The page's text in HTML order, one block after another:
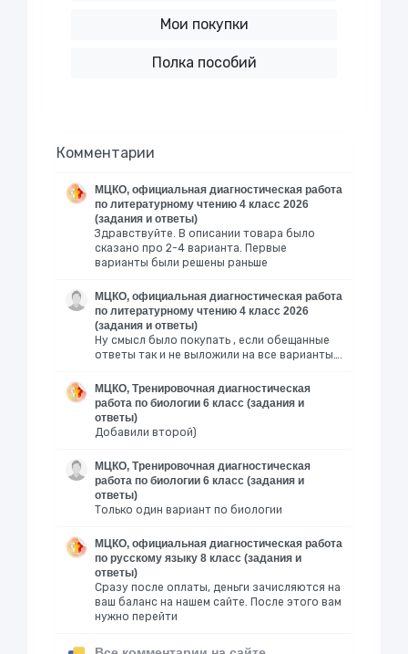
Мои покупки
Полка пособий
Комментарии
МЦКО, официальная диагностическая работа
по литературному чтению 4 класс 2026
(задания и ответы)
Здравствуйте. В описании товара было
сказано про 2-4 варианта. Первые
варианты были решены раньше
МЦКО, официальная диагностическая работа
по литературному чтению 4 класс 2026
(задания и ответы)
Ну смысл было покупать , если обещанные
ответы так и не выложили на все варианты….
МЦКО, Тренировочная диагностическая
работа по биологии 6 класс (задания и
ответы)
Добавили второй)
МЦКО, Тренировочная диагностическая
работа по биологии 6 класс (задания и
ответы)
Только один вариант по биологии
МЦКО, официальная диагностическая работа
по русскому языку 8 класс (задания и
ответы)
Сразу после оплаты, деньги зачисляются на
ваш баланс на нашем сайте. После этого вам
нужно перейти